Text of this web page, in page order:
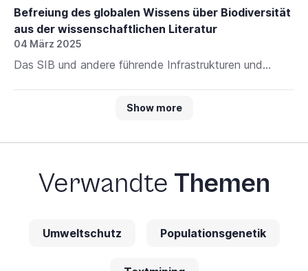
Befreiung des globalen Wissens über Biodiversität
aus der wissenschaftlichen Literatur
04 März 2025
Das SIB und andere führende Infrastrukturen und...
Show more
Verwandte Themen
Umweltschutz Populationsgenetik